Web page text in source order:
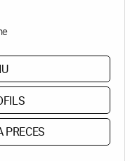
PRECES